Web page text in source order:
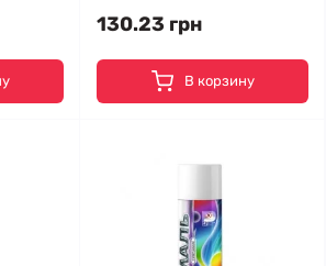
130.23 грн
В корзину